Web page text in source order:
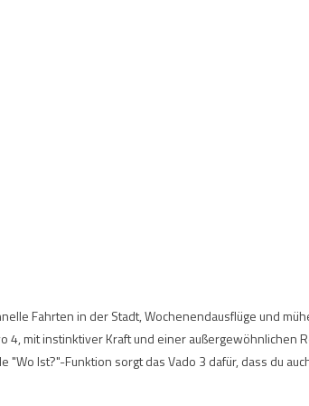
Fahrten in der Stadt, Wochenendausflüge und
4, mit instinktiver Kraft und einer
Ist?"-Funktion sorgt das Vado 3 dafür, dass du